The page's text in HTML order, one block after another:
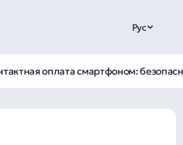
Рус
оплата смартфоном: